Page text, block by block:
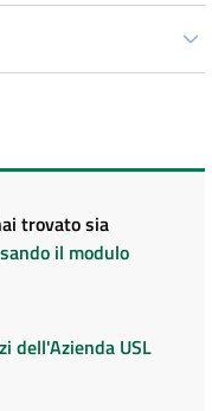
trovato sia
il modulo
dell'Azienda USL